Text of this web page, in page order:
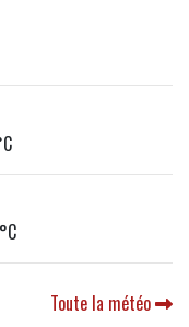
Toute la météo